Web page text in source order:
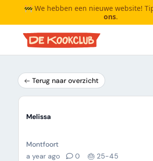
🚧 We hebben een nieuwe website!
ons.
Terug naar overzicht
Melissa
Montfoort
a year ago
0 🎂 25-45